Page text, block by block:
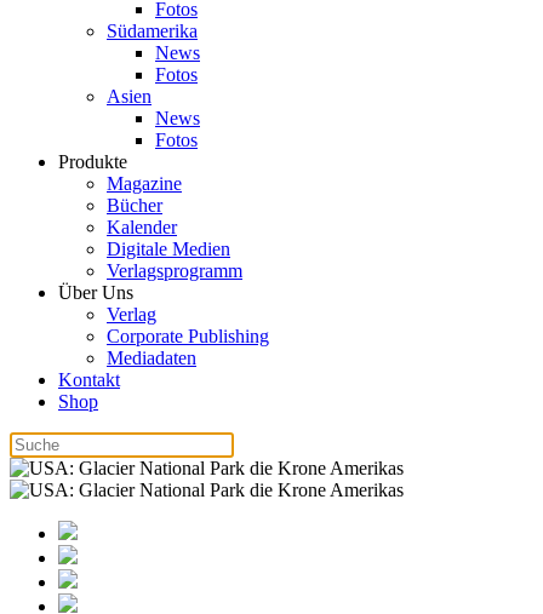
Fotos
Südamerika
News
Fotos
Asien
News
Fotos
Produkte
Magazine
Bücher
Kalender
Digitale Medien
Verlagsprogramm
Über Uns
Verlag
Corporate Publishing
Mediadaten
Kontakt
Shop